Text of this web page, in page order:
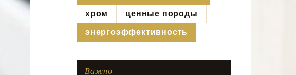
хром ценные породы
энергоэффективность
Важно